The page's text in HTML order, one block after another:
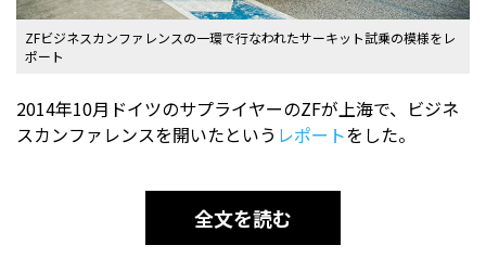
ZFビジネスカンファレンスの一環で行なわれたサーキット試乗の模様をレ
ポート
2014年10月ドイツのサプライヤーのZFが上海で、ビジネ
スカンファレンスを開いたという レポートをした。
全文を読む